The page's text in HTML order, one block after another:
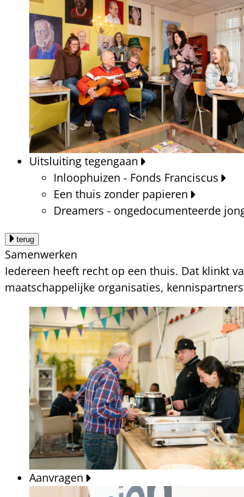
Uitsluiting tegengaan
Inloophuizen - Fonds Franciscus
Een thuis zonder papieren
Dreamers - ongedocumenteerde
terug
Samenwerken
Iedereen heeft recht op een thuis. Dat klinkt
maatschappelijke organisaties,
Aanvragen